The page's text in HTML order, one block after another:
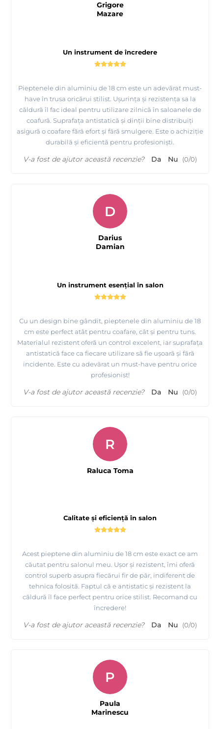
Un instrument de încredere
Pieptenele din aluminiu de 18 cm este un adevărat must-
have în trusa oricărui stilist. Ușurința și rezistența sa la
căldură îl fac ideal pentru utilizare zilnică în saloanele de
coafură. Suprafața antistatică și dinții bine distribuiți
asigură o coafare fără efort și fără smulgere. Este o achiziție
durabilă și eficientă pentru profesioniști.
Grigore
Mazare
V-a fost de ajutor această recenzie? Da Nu (0/0)
Un instrument esențial în salon
Cu un design bine gândit, pieptenele din aluminiu de 18
cm este perfect atât pentru coafare, cât și pentru tuns.
Materialul rezistent oferă un control excelent, iar suprafața
antistatică face ca fiecare utilizare să fie ușoară și fără
incidente. Este cu adevărat un must-have pentru orice
profesionist!
D
Darius
Damian
V-a fost de ajutor această recenzie? Da Nu (0/0)
Calitate și eficiență în salon
Acest pieptene din aluminiu de 18 cm este exact ce am
căutat pentru salonul meu. Ușor și rezistent, îmi oferă
control superb asupra fiecărui fir de păr, indiferent de
tehnica folosită. Faptul că e antistatic și rezistent la
căldură îl face perfect pentru orice stilist. Recomand cu
încredere!
R
Raluca Toma
V-a fost de ajutor această recenzie? Da Nu (0/0)
P
Paula
Marinescu